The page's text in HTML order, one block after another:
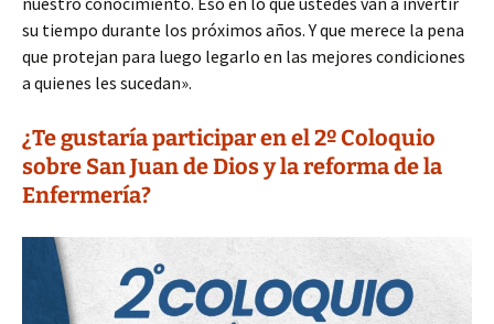
su tiempo durante los próximos años. Y que merece la pena
que protejan para luego legarlo en las mejores condiciones
a quienes les sucedan».
¿Te gustaría participar en el 2º Coloquio
sobre San Juan de Dios y la reforma de la
Enfermería?